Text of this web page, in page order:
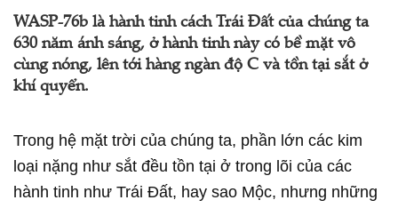
WASP-76b là hành tinh cách Trái Đất của chúng ta
630 năm ánh sáng, ở hành tinh này có bề mặt vô
cùng nóng, lên tới hàng ngàn độ C và tồn tại sắt ở
khí quyển.
Trong hệ mặt trời của chúng ta, phần lớn các kim
loại nặng như sắt đều tồn tại ở trong lõi của các
hành tinh như Trái Đất, hay sao Mộc, nhưng những